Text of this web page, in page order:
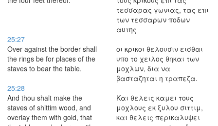
τεσσαρας γωνιας, τας επι
των τεσσαρων ποδων
αυτης
25:27
Over against the border shall
the rings be for places of the
staves to bear the table.
οι κρικοι θελουσιν εισθαι
υπο το χειλος θηκαι των
μοχλων, δια να
βασταζηται η τραπεζα.
25:28
And thou shalt make the
staves of shittim wood, and
overlay them with gold, that
Και θελεις καμει τους
μοχλους εκ ξυλου σιττιμ,
και θελεις περικαλυψει